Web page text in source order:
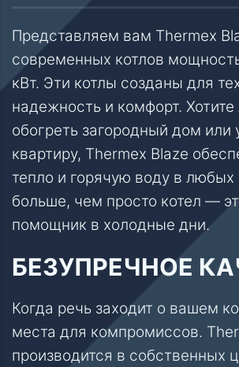
Представляем вам Thermex
современных котлов
кВт. Эти котлы созданы для
надежность и комфорт.
обогреть загородный дом или
квартиру, Thermex Blaze
тепло и горячую воду в любых
больше, чем просто котел —
помощник в холодные дни.
БЕЗУПРЕЧНОЕ
Когда речь заходит о вашем
места для компромиссов.
производится в собственных